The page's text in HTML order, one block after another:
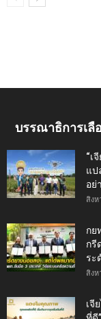
บรรณาธิการเลื
“เ
แป
อย่
สิงห
กย
กรี
ระ
สิงห
เจี